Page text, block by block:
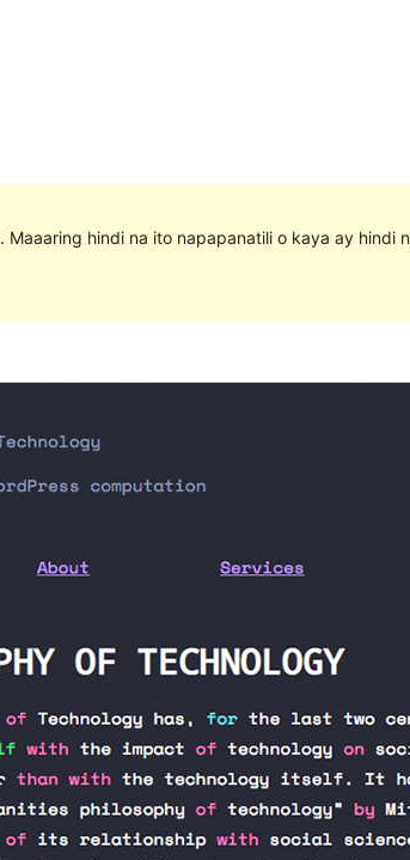
. Maaaring hindi na ito napapanatili o kaya ay hindi